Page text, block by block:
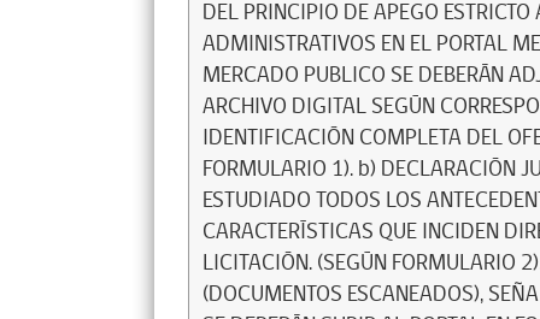
DEL PRINCIPIO DE APEGO
ADMINISTRATIVOS EN EL PORTAL
MERCADO PUBLICO SE DEBERÁN
ARCHIVO DIGITAL SEGÚN
IDENTIFICACIÓN COMPLETA DEL
FORMULARIO 1). b) DECLARACIÓN
ESTUDIADO TODOS LOS
CARACTERÍSTICAS QUE INCIDEN
LICITACIÓN. (SEGÚN FORMULARIO
(DOCUMENTOS ESCANEADOS),